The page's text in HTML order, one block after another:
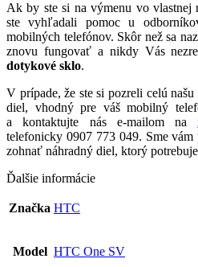
Ak by ste si na výmenu vo vlastnej
ste vyhľadali pomoc u
mobilných telefónov. Skôr než sa
znovu fungovať a nikdy Vás
dotykové sklo.
V prípade, že ste si pozreli celú
diel, vhodný pre váš mobilný
a kontaktujte nás e-mailom na
telefonicky 0907 773 049. Sme
zohnať náhradný diel, ktorý
Ďalšie informácie
Značka HTC
Model HTC One SV